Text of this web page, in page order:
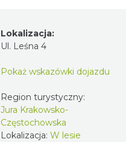
Lokalizacja:
Ul. Leśna 4
Pokaż wskazówki dojazdu
Region turystyczny:
Jura Krakowsko-
Częstochowska
Lokalizacja: W lesie